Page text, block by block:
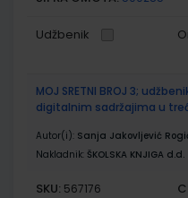
Udžbenik
MOJ SRETNI BROJ 3;
digitalnim sadržajima u
Autor(i): Sanja Jakovljević
Nakladnik: ŠKOLSKA KNJIGA d.d.
SKU: 567176